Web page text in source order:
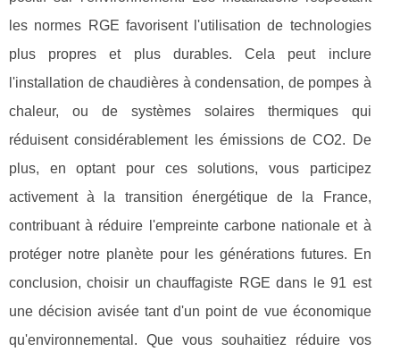
les normes RGE favorisent l'utilisation de technologies
plus propres et plus durables. Cela peut inclure
l'installation de chaudières à condensation, de pompes à
chaleur, ou de systèmes solaires thermiques qui
réduisent considérablement les émissions de CO2. De
plus, en optant pour ces solutions, vous participez
activement à la transition énergétique de la France,
contribuant à réduire l'empreinte carbone nationale et à
protéger notre planète pour les générations futures. En
conclusion, choisir un chauffagiste RGE dans le 91 est
une décision avisée tant d'un point de vue économique
qu'environnemental. Que vous souhaitiez réduire vos